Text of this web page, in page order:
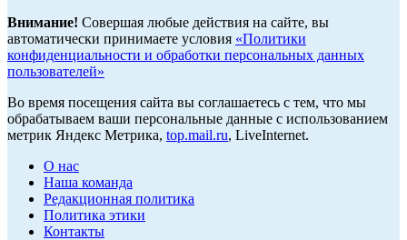
Внимание! Совершая любые действия на сайте, вы
автоматически принимаете условия «Политики
конфиденциальности и обработки персональных данных
пользователей»
Во время посещения сайта вы соглашаетесь с тем, что мы
обрабатываем ваши персональные данные с использованием
метрик Яндекс Метрика, top.mail.ru, LiveInternet.
О нас
Наша команда
Редакционная политика
Политика этики
Контакты